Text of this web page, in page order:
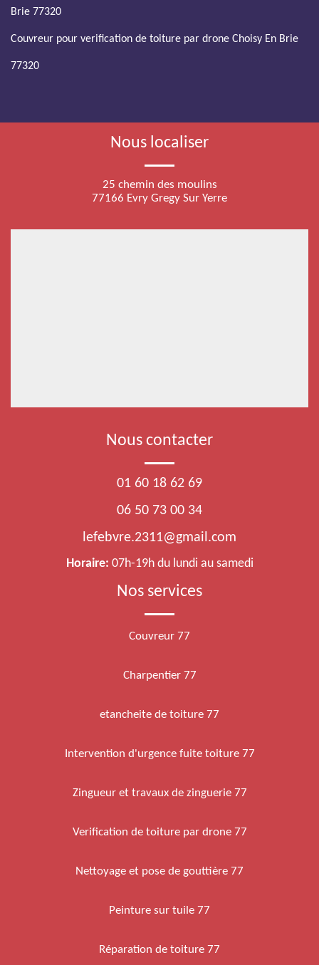
Brie 77320
Couvreur pour verification de toiture par drone Choisy En Brie
77320
Nous localiser
25 chemin des moulins
77166 Evry Gregy Sur Yerre
Nous contacter
01 60 18 62 69
06 50 73 00 34
lefebvre.2311@gmail.com
Horaire: 07h-19h du lundi au samedi
Nos services
Couvreur 77
Charpentier 77
etancheite de toiture 77
Intervention d'urgence fuite toiture 77
Zingueur et travaux de zinguerie 77
Verification de toiture par drone 77
Nettoyage et pose de gouttière 77
Peinture sur tuile 77
Réparation de toiture 77